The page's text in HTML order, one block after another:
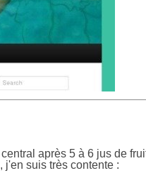
après 5 à 6 jus de
j'en suis très contente :